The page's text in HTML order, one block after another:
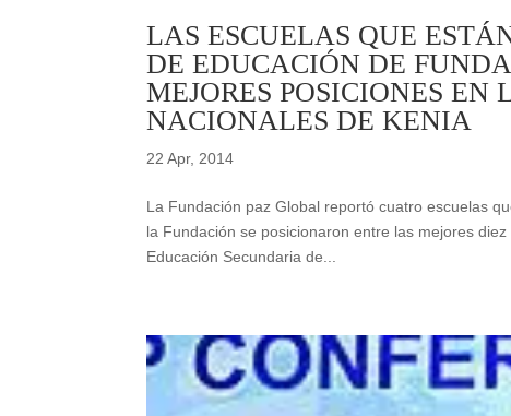
LAS ESCUELAS QUE
DE EDUCACIÓN DE
MEJORES POSICIONES EN
NACIONALES DE KENIA
22 Apr, 2014
La Fundación paz Global reportó cuatro escuelas
la Fundación se posicionaron entre las mejores
Educación Secundaria de...